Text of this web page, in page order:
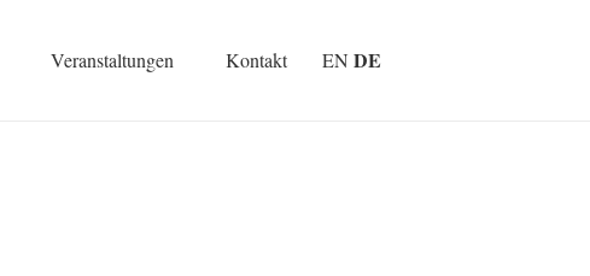
Veranstaltungen Kontakt EN DE